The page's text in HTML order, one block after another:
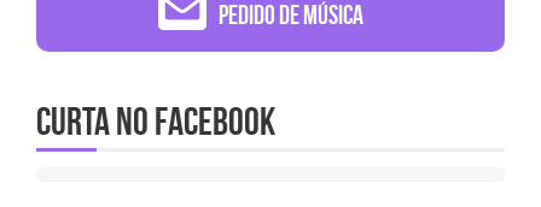
Pedido de Música
Curta no Facebook